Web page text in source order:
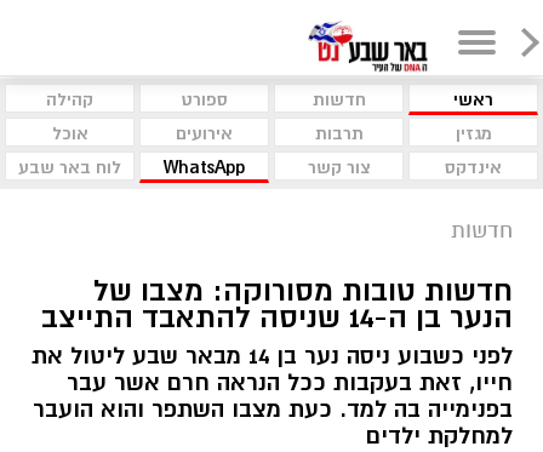
ראשי חדשות ספורט
קהילה
מגזין
תרבות אירועים
אוכל
אינדקס
צור קשר WhatsApp לוח באר שבע
חדשות
חדשות טובות מסורוקה: מצבו של
הנער בן ה-14 שניסה להתאבד התייצב
לפני כשבוע ניסה נער בן 14 מבאר שבע ליטול את
חייו, זאת בעקבות ככל הנראה חרם אשר עבר
בפנימייה בה למד. כעת מצבו השתפר והוא הועבר
למחלקת ילדים